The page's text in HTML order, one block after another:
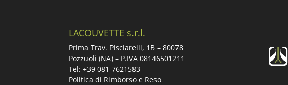
LACOUVETTE s.r.l.
Prima Trav. Pisciarelli, 1B –80078
Pozzuoli (NA) – P.IVA 08146501211
Tel: +39 081 7621583
Politica di Rimborso e Reso